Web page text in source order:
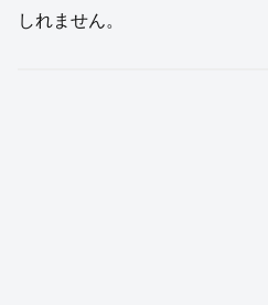
しれません。